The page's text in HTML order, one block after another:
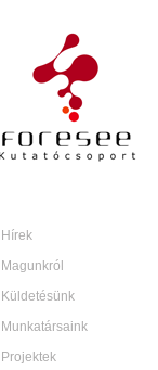
Hírek
Magunkról
Küldetésünk
Munkatársaink
Projektek